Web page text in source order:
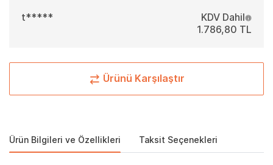
t*****
KDV Dahil
1.786,80 TL
Ürünü Karşılaştır
Ürün Bilgileri ve Özellikleri Taksit Seçenekleri